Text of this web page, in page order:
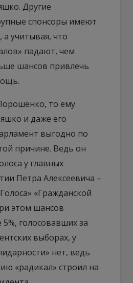
Другие
спонсоры имеют
учитывая, что
падают, чем
шансов привлечь
то ему
и даже его
выгодно по
причине. Ведь он
у главных
Петра Алексеевича –
«Гражданской
этом шансов
5%, голосовавших за
выборах, у
нет, ведь
«радикал» строил на